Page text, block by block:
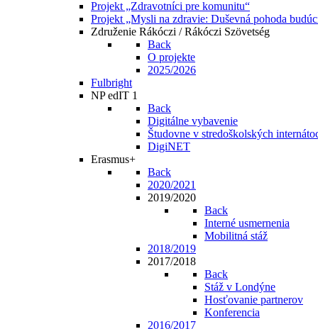
Projekt „Zdravotníci pre komunitu“
Projekt „Mysli na zdravie: Duševná pohoda
Združenie Rákóczi / Rákóczi Szövetség
Back
O projekte
2025/2026
Fulbright
NP edIT 1
Back
Digitálne vybavenie
Študovne v stredoškolských
DigiNET
Erasmus+
Back
2020/2021
2019/2020
Back
Interné usmernenia
Mobilitná stáž
2018/2019
2017/2018
Back
Stáž v Londýne
Hosťovanie partnerov
Konferencia
2016/2017